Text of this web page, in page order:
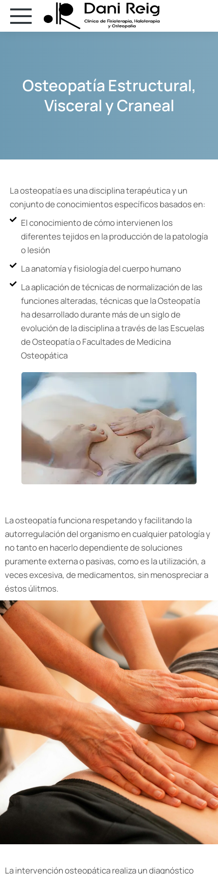
Osteopatía Estructural,
Visceral y Craneal
La osteopatía es una disciplina terapéutica y un
conjunto de conocimientos específicos basados en:
El conocimiento de cómo intervienen los
diferentes tejidos en la producción de la patología
o lesión
La anatomía y fisiología del cuerpo humano
La aplicación de técnicas de normalización de las
funciones alteradas, técnicas que la Osteopatía
ha desarrollado durante más de un siglo de
evolución de la disciplina a través de las Escuelas
de Osteopatía o Facultades de Medicina
Osteopática
La osteopatía funciona respetando y facilitando la
autorregulación del organismo en cualquier patología y
no tanto en hacerlo dependiente de soluciones
puramente externa o pasivas, como es la utilización, a
veces excesiva, de medicamentos, sin menospreciar a
éstos úlitmos.
La intervención osteopática realiza un diagnóstico